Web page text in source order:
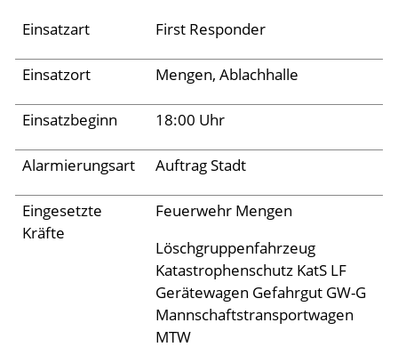
Einsätze
Aktuelles
Links
Einsatzart
First Responder
Einsatzort Mengen, Ablachhalle
Einsatzbeginn 18:00 Uhr
Alarmierungsart Auftrag Stadt
Eingesetzte
Kräfte
Feuerwehr Mengen
Löschgruppenfahrzeug
Katastrophenschutz KatS LF
Gerätewagen Gefahrgut GW-G
Mannschaftstransportwagen
MTW